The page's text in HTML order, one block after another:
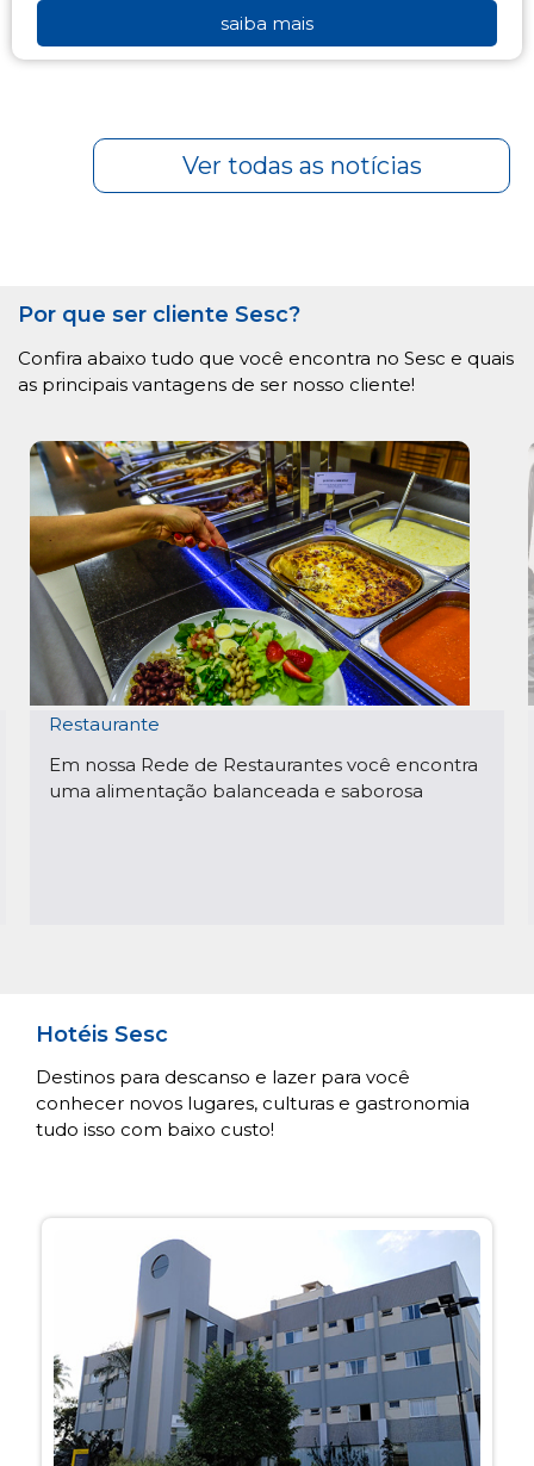
saiba mais
Ver todas as notícias
Por que ser cliente Sesc?
Confira abaixo tudo que você encontra no Sesc e quais
as principais vantagens de ser nosso cliente!
Restaurante
Em nossa Rede de Restaurantes você encontra
uma alimentação balanceada e saborosa
Hotéis Sesc
Destinos para descanso e lazer para você
conhecer novos lugares, culturas e gastronomia
tudo isso com baixo custo!